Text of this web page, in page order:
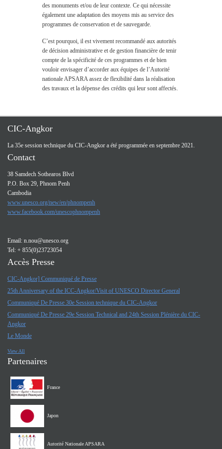
des monuments et/ou de leur contexte. Ce qui nécessite
également une adaptation des moyens mis au service des
programmes de conservation et de sauvegarde.
C’est pourquoi, il est vivement recommandé aux autorités
de décision administrative et de gestion financière de tenir
compte de la spécificité de ces programmes et de bien
vouloir envisager d’accorder aux équipes de l’Autorité
nationale APSARA assez de flexibilité dans la réalisation
des travaux et la dépense des crédits qui leur sont affectés.
CIC-Angkor
La 35e session technique du CIC-Angkor a été programmée en septembre 2021.
Contact
38 Samdech Sothearos Blvd
P.O. Box 29, Phnom Penh
Cambodia
www.unesco.org/new/en/phnompenh
www.facebook.com/unescophnompenh
Email: n.nou@unesco.org
Tel: + 855(0)23723054
Accès Presse
CIC-Angkor] Communiqué de Presse
25th Anniversary of the ICC-Angkor/Visit of UNESCO Director General
Communiqué De Presse 30e Session technique du CIC-Angkor
Communiqué De Presse 29e Session Technical and 24th Session Plénière du CIC-
Angkor
Le Monde
View All
Partenaires
France
Japon
Autorité Nationale APSARA